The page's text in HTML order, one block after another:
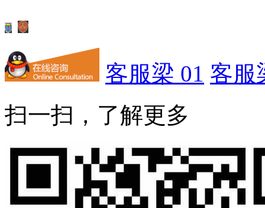
客服梁 01 客服
扫一扫，了解更多